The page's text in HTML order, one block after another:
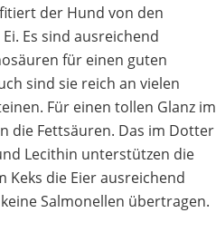
der Hund von den
Es sind ausreichend
für einen guten
sind sie reich an vielen
Für einen tollen Glanz im
die Fettsäuren. Das im Dotter
Lecithin unterstützen die
Keks die Eier ausreichend
Salmonellen übertragen.